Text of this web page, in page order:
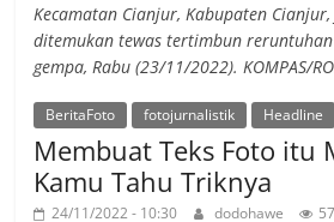
Kecamatan Cianjur, Kabupaten
ditemukan tewas tertimbun
gempa, Rabu (23/11/2022). KOMPAS/
BeritaFoto fotojurnalistik Headline
Membuat Teks Foto itu
Kamu Tahu Triknya
24/11/2022 - 10:30 dodohawe